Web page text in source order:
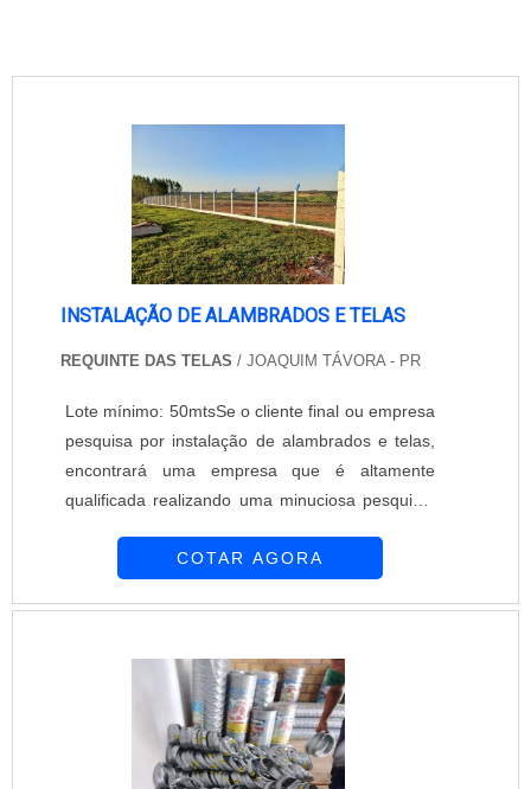
INSTALAÇÃO DE ALAMBRADOS E TELAS
REQUINTE DAS TELAS / JOAQUIM TÁVORA - PR
Lote mínimo: 50mtsSe o cliente final ou empresa
pesquisa por instalação de alambrados e telas,
encontrará uma empresa que é altamente
qualificada realizando uma minuciosa pesquisa.
e telas, com a equipe da Requinte das Telas
muitas maneiras eficientes de demonstrar
COTAR AGORA